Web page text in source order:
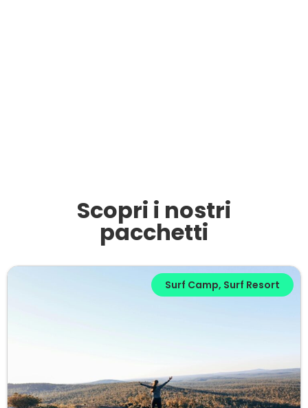
Scopri i nostri
pacchetti​
Surf Camp, Surf Resort